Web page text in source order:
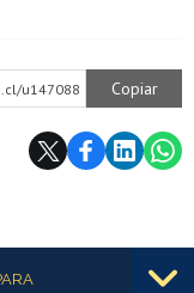
u147088 Copiar